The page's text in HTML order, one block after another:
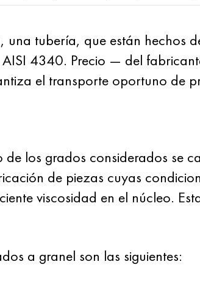
tubería, que están hechos
4340. Precio — del
el transporte oportuno de
los grados considerados se
de piezas cuyas
viscosidad en el núcleo.
a granel son las siguientes: